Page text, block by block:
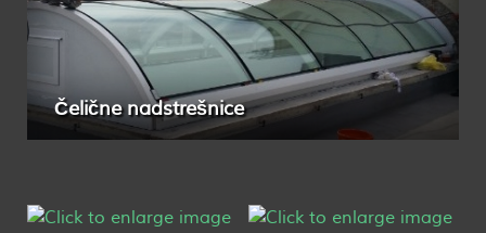
Čelične nadstrešnice